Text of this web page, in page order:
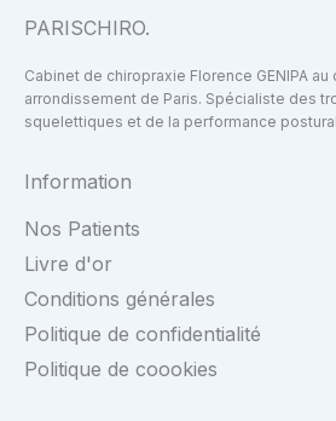
PARISCHIRO.
Cabinet de chiropraxie Florence GENIPA
arrondissement de Paris. Spécialiste des
squelettiques et de la performance
Information
Nos Patients
Livre d'or
Conditions générales
Politique de confidentialité
Politique de coookies